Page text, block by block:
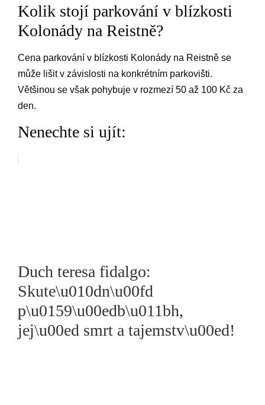
Kolik stojí parkování v blízkosti
Kolonády na Reistně?
Cena parkování v blízkosti Kolonády na Reistně se
může lišit v závislosti na konkrétním parkovišti.
Většinou se však pohybuje v rozmezí 50 až 100 Kč za
den.
Nenechte si ujít:
Duch teresa fidalgo:
Skute\u010dn\u00fd
p\u0159\u00edb\u011bh,
jej\u00ed smrt a tajemstv\u00ed!